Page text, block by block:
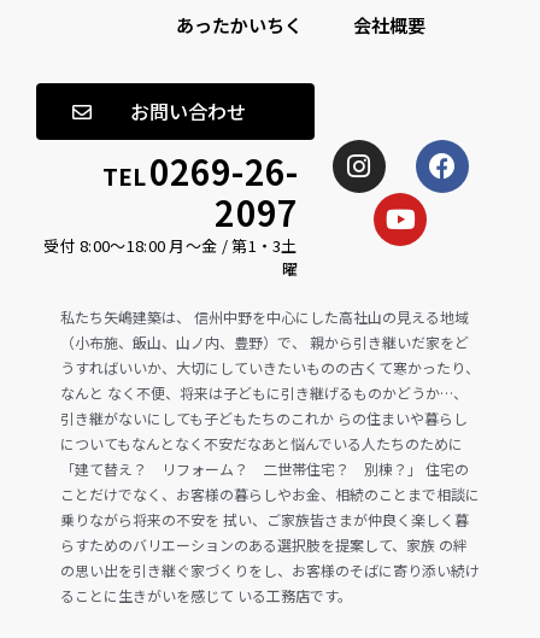
あったかいちく
会社概要
お問い合わせ
TEL0269-26-
2097
受付 8:00〜18:00 月〜金 / 第1・3土
曜
私たち矢嶋建築は、 信州中野を中心にした高社山の見える地域
（小布施、飯山、山ノ内、豊野）で、 親から引き継いだ家をど
うすればいいか、大切にしていきたいものの古くて寒かったり、
なんと なく不便、将来は子どもに引き継げるものかどうか…、
引き継がないにしても子どもたちのこれか らの住まいや暮らし
についてもなんとなく不安だなあと悩んでいる人たちのために
「建て替え？ リフォーム？ 二世帯住宅？ 別棟？」 住宅の
ことだけでなく、お客様の暮らしやお金、相続のことまで相談に
乗りながら将来の不安を 拭い、ご家族皆さまが仲良く楽しく暮
らすためのバリエーションのある選択肢を提案して、家族 の絆
の思い出を引き継ぐ家づくりをし、お客様のそばに寄り添い続け
ることに生きがいを感じて いる工務店です。